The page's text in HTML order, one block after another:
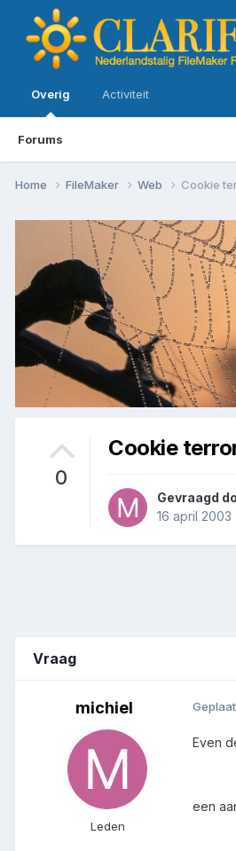
Overig
Forums
Activiteit
Home FileMaker Web Cookie
0
Cookie
Gevraagd
16 april 2003
Vraag
michiel
Leden
Even
een